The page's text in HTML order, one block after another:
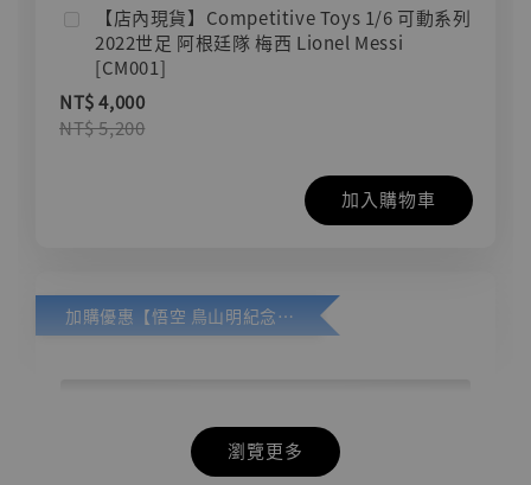
【店內現貨】Competitive Toys 1/6 可動系列
2022世足 阿根廷隊 梅西 Lionel Messi
[CM001]
NT$ 4,000
NT$ 5,200
加入購物車
加購優惠【悟空 鳥山明紀念款 [奇蹟工作室]】
瀏覽更多